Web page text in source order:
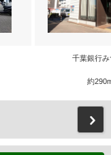
千葉銀行
約